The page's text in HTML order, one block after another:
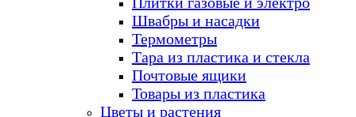
Швабры и насадки
Термометры
Тара из пластика и стекла
Почтовые ящики
Товары из пластика
Цветы и растения